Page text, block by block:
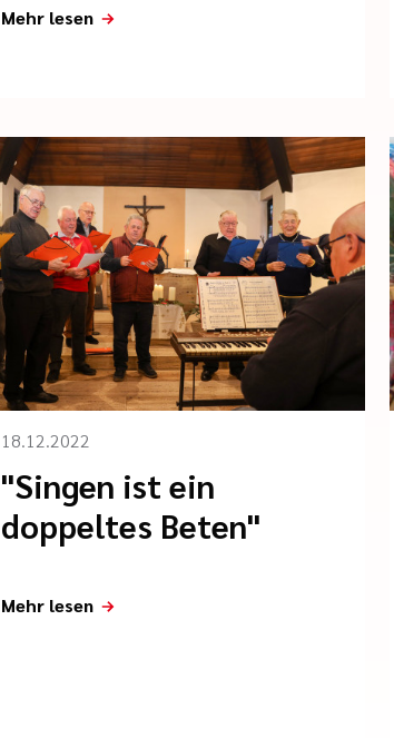
Mehr lesen
18.12.2022
"Singen ist ein
doppeltes Beten"
Mehr lesen